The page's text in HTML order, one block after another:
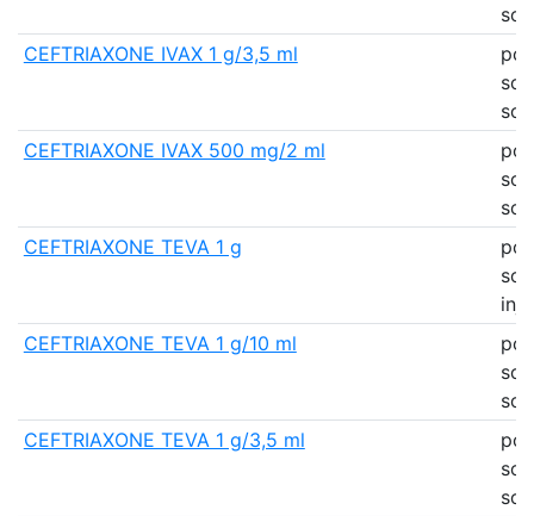
CEFTRIAXONE IVAX 1 g/3,5 ml
CEFTRIAXONE IVAX 500 mg/2 ml
CEFTRIAXONE TEVA 1 g
CEFTRIAXONE TEVA 1 g/10 ml
CEFTRIAXONE TEVA 1 g/3,5 ml